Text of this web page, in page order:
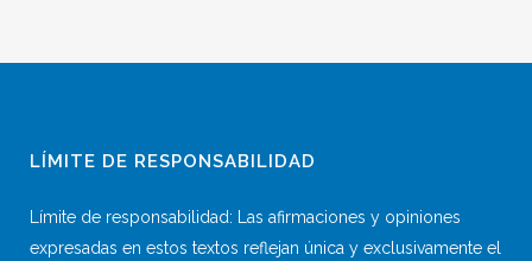
LÍMITE DE RESPONSABILIDAD
Límite de responsabilidad: Las afirmaciones y opiniones
expresadas en estos textos reflejan única y exclusivamente el